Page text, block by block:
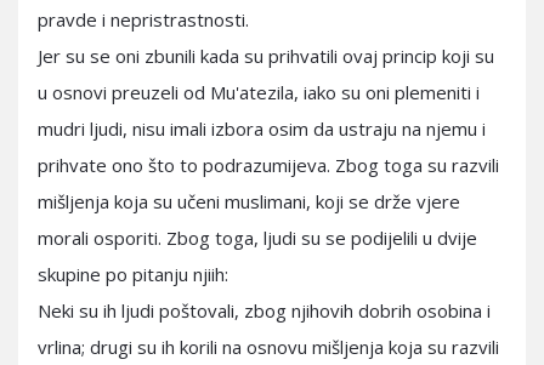
pravde i nepristrastnosti.
Jer su se oni zbunili kada su prihvatili ovaj princip koji su
u osnovi preuzeli od Mu'atezila, iako su oni plemeniti i
mudri ljudi, nisu imali izbora osim da ustraju na njemu i
prihvate ono što to podrazumijeva. Zbog toga su razvili
mišljenja koja su učeni muslimani, koji se drže vjere
morali osporiti. Zbog toga, ljudi su se podijelili u dvije
skupine po pitanju njiih:
Neki su ih ljudi poštovali, zbog njihovih dobrih osobina i
vrlina; drugi su ih korili na osnovu mišljenja koja su razvili